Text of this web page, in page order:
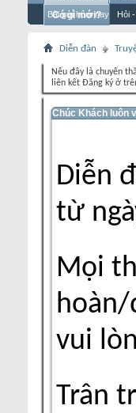
Bài gửi hôm nay Hỏi
Có gì mới?
Diễn đàn
Nếu đây là chuyến
liên kết Đăng ký ở
Chúc Khách luôn
Diễn
từ
Mọi
hoàn/
vui
Trân